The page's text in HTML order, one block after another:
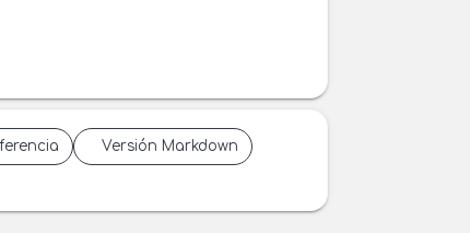
Versión Markdown